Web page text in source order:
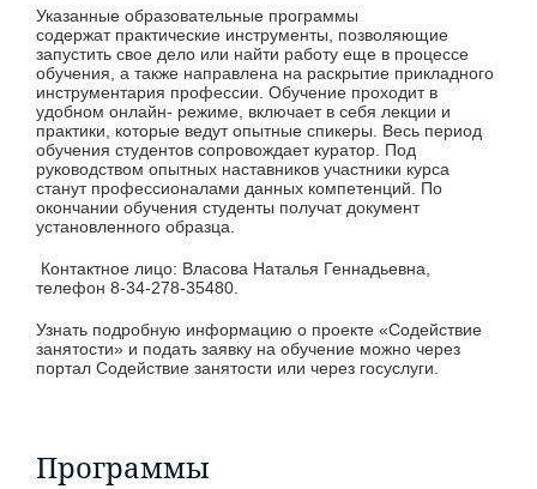
Указанные образовательные программы
содержат практические инструменты, позволяющие
запустить свое дело или найти работу еще в процессе
обучения, а также направлена на раскрытие прикладного
инструментария профессии. Обучение проходит в
удобном онлайн- режиме, включает в себя лекции и
практики, которые ведут опытные спикеры. Весь период
обучения студентов сопровождает куратор. Под
руководством опытных наставников участники курса
станут профессионалами данных компетенций. По
окончании обучения студенты получат документ
установленного образца.
Контактное лицо: Власова Наталья Геннадьевна,
телефон 8-34-278-35480.
Узнать подробную информацию о проекте «Содействие
занятости» и подать заявку на обучение можно через
портал Содействие занятости или через госуслуги.
Программы